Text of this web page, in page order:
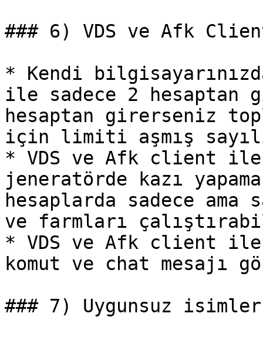
### 6) VDS ve Afk
* Kendi
ile sadece 2
hesaptan girerseniz
için limiti aşmış
* VDS ve Afk client
jeneratörde kazı
hesaplarda sadece ama
ve farmları
* VDS ve Afk client
komut ve chat mesajı
### 7) Uygunsuz isimler